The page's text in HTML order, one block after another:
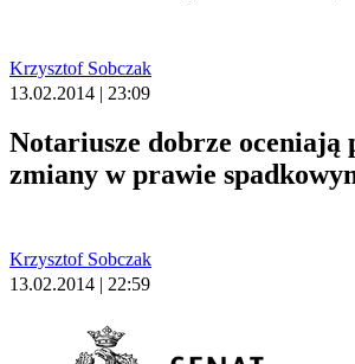
Krzysztof Sobczak
13.02.2014 | 23:09
Notariusze dobrze oceniają
zmiany w prawie
Krzysztof Sobczak
13.02.2014 | 22:59